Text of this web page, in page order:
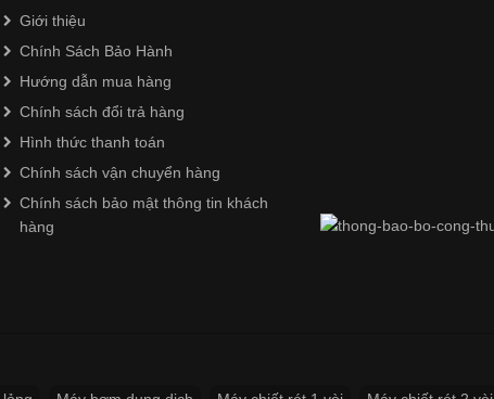
Giới thiệu
Chính Sách Bảo Hành
Hướng dẫn mua hàng
Chính sách đổi trả hàng
Hình thức thanh toán
Chính sách vận chuyển hàng
Chính sách bảo mật thông tin khách
hàng